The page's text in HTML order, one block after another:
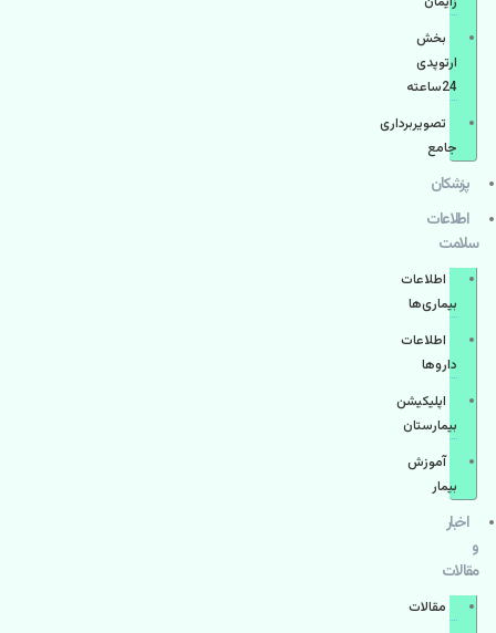
بخش
ارتوپدی
24ساعته
تصویربرداری
جامع
پزشكان
اطلاعات
سلامت
اطلاعات
بیماری‌ها
اطلاعات
دارو‌ها
اپليكيشن
بيمارستان
آموزش
بیمار
اخبار
و
مقالات
مقالات